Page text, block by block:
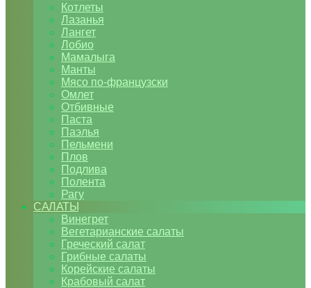
Котлеты
Лазанья
Лангет
Лобио
Мамалыга
Манты
Мясо по-французски
Омлет
Отбивные
Паста
Паэлья
Пельмени
Плов
Подлива
Полента
Рагу
САЛАТЫ
Винегрет
Вегетарианские салаты
Греческий салат
Грибные салаты
Корейские салаты
Крабовый салат